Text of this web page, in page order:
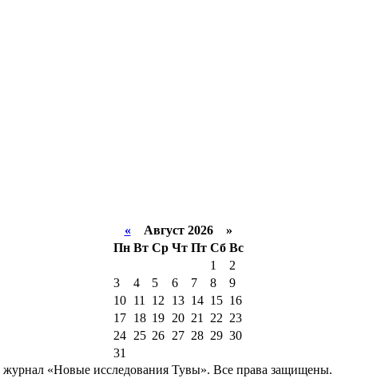
«Август 2026 »
Пн Вт Ср Чт Пт Сб Вс
1
2
3
4 5 6 7 8
9
10
11 12 13 14 15 16
17
18 19 20 21 22 23
24
25 26 27 28 29 30
31
«Новые исследования Тувы». Все права защищены.